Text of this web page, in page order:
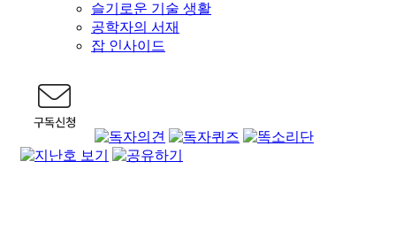
슬기로운 기술 생활
공학자의 서재
잡 인사이드